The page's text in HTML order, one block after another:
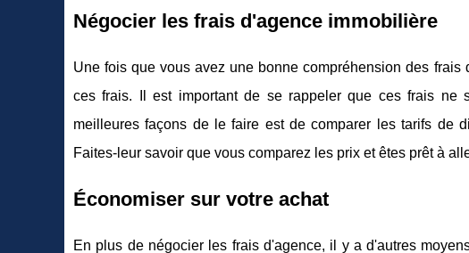
Négocier les frais d'agence immobilière
Une fois que vous avez une bonne compréhension des
ces frais. Il est important de se rappeler que ces frais ne
meilleures façons de le faire est de comparer les tarifs de
Faites-leur savoir que vous comparez les prix et êtes prêt à
Économiser sur votre achat
En plus de négocier les frais d'agence, il y a d'autres